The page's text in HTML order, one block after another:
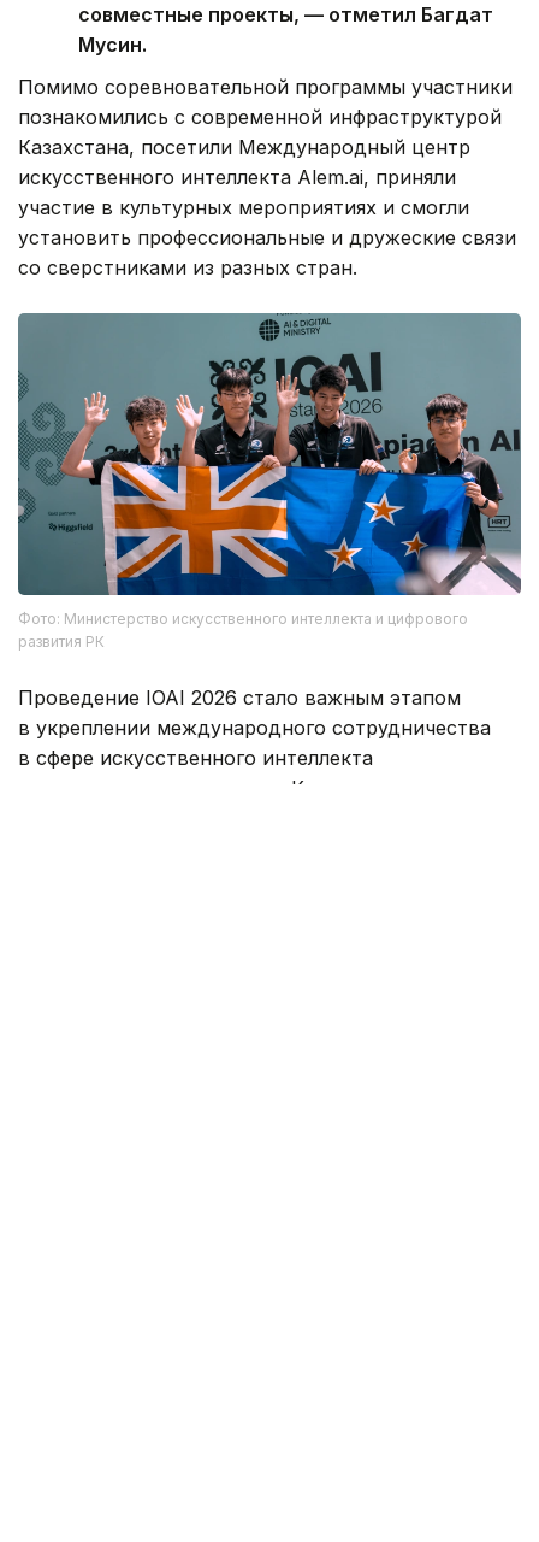
совместные проекты, — отметил Багдат
Мусин.
Помимо соревновательной программы участники
познакомились с современной инфраструктурой
Казахстана, посетили Международный центр
искусственного интеллекта Alem.ai, приняли
участие в культурных мероприятиях и смогли
установить профессиональные и дружеские связи
со сверстниками из разных стран.
Фото: Министерство искусственного интеллекта и цифрового
развития РК
Проведение IOAI 2026 стало важным этапом
в укреплении международного сотрудничества
в сфере искусственного интеллекта
и подтвердило готовность Казахстана принимать